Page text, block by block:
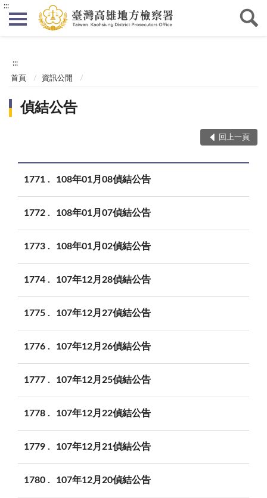
:::
:::
首頁 資訊公開
偵結公告
回上一頁
1771 108年01月08偵結公告
1772 108年01月07偵結公告
1773 108年01月02偵結公告
1774 107年12月28偵結公告
1775 107年12月27偵結公告
1776 107年12月26偵結公告
1777 107年12月25偵結公告
1778 107年12月22偵結公告
1779 107年12月21偵結公告
1780 107年12月20偵結公告